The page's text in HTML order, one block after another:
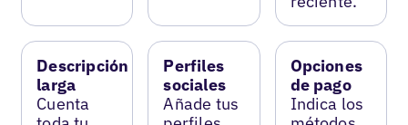
Descripción
larga
Cuenta
Perfiles
sociales
Añade tus
Opciones
de pago
Indica los